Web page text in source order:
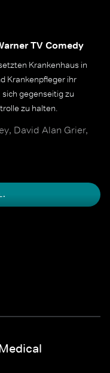
TV Comedy
Krankenhaus in
Krankenpfleger ihr
gegenseitig zu
zu halten.
David Alan Grier,